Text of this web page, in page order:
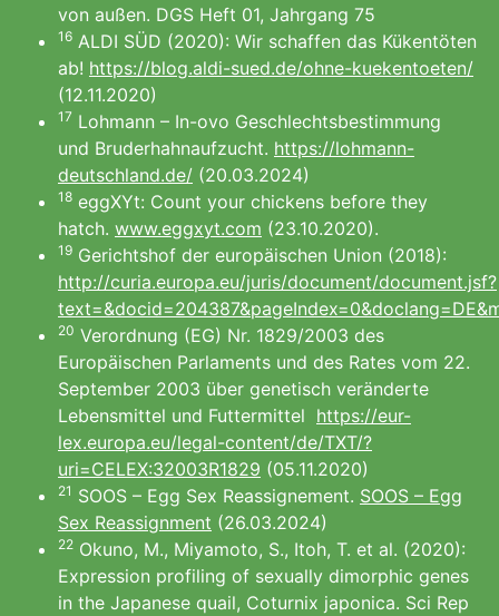
von außen. DGS Heft 01, Jahrgang 75
16 ALDI SÜD (2020): Wir schaffen das Kükentöten
ab! https://blog.aldi-sued.de/ohne-kuekentoeten/
(12.11.2020)
17 Lohmann – In-ovo Geschlechtsbestimmung
und Bruderhahnaufzucht. https://lohmann-
deutschland.de/ (20.03.2024)
18 eggXYt: Count your chickens before they
hatch. www.eggxyt.com (23.10.2020).
19 Gerichtshof der europäischen Union (2018):
http://curia.europa.eu/juris/document/document.jsf?
20 Verordnung (EG) Nr. 1829/2003 des
Europäischen Parlaments und des Rates vom 22.
September 2003 über genetisch veränderte
Lebensmittel und Futtermittel https://eur-
lex.europa.eu/legal-content/de/TXT/?
uri=CELEX:32003R1829 (05.11.2020)
21 SOOS – Egg Sex Reassignement. SOOS – Egg
Sex Reassignment (26.03.2024)
22 Okuno, M., Miyamoto, S., Itoh, T. et al. (2020):
Expression profiling of sexually dimorphic genes
in the Japanese quail, Coturnix japonica. Sci Rep